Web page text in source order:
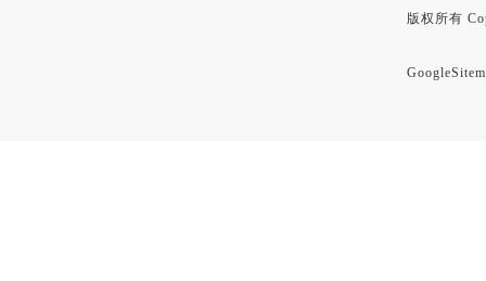
版权所有